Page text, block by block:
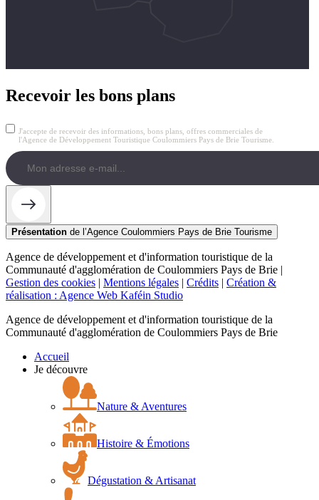
Recevoir les bons plans
J'accepte de recevoir des informations, bons plans, offres commerciales de
l'Agence de Développement Touristique Coulommiers Pays de Brie Tourisme.
Présentation de l’Agence Coulommiers Pays de Brie Tourisme
Agence de développement et d'information touristique de la
Communauté d'agglomération de Coulommiers Pays de Brie |
Gestion des cookies | Mentions légales | Crédits | Création &
réalisation : Agence Web Kaféin Studio
Agence de développement et d'information touristique de la
Communauté d'agglomération de Coulommiers Pays de Brie
Accueil
Je découvre
Nature & Aventures
Histoire & Émotions
Dégustation & Artisanat